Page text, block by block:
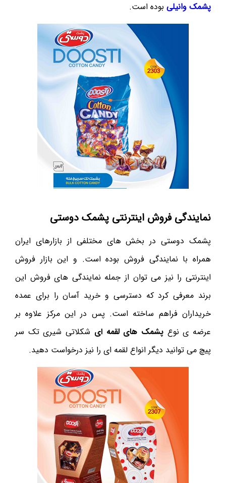
پشمک وانیلی بوده است.
نمایندگی فروش اینترنتی پشمک دوستی
پشمک دوستی در بخش های مختلفی از بازارهای ایران
همراه با نمایندگی فروش بوده است. و این بازار فروش
اینترنتی را نیز می توان از جمله نمایندگی های فروش این
برند معرفی کرد که دسترسی و خرید آسان را برای عمده
خریداران فراهم ساخته است. پس در این مرکز علاوه بر
عرضه ی نوعپشمک های لقمه ای شکلاتی شیری تک سر
پیچ می توانید دیگر انواع لقمه ای را نیز درخواست دهید.